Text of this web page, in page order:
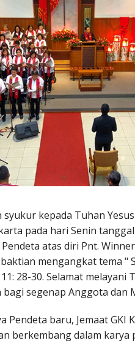
kepada Tuhan
pada hari Senin
atas diri Pnt.
mengangkat tema
28-30. Selamat
segenap Anggota dan
Pendeta baru, Jemaat GKI
berkembang dalam karya